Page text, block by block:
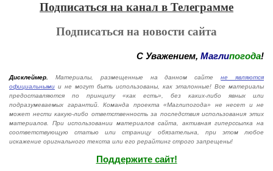
Подписаться на канал в Телеграмме
Подписаться на новости сайта
С Уважением, Маглипогода!
Дисклеймер. Материалы, размещенные на данном сайтене являются
официальными и не могут быть использованы, как эталонные! Все материалы
предоставляются по принципу «как есть», без каких-либо явных или
подразумеваемых гарантий. Команда проекта «Маглипогода» не несет и не
может нести какую-либо ответственность за последствия использования этих
материалов. При использовании материалов сайта, активная гиперссылка на
соответствующую статью или страницу обязательна, при этом любое
искажение оригнального текста или его рерайтинг строго запрещены!
Поддержите сайт!